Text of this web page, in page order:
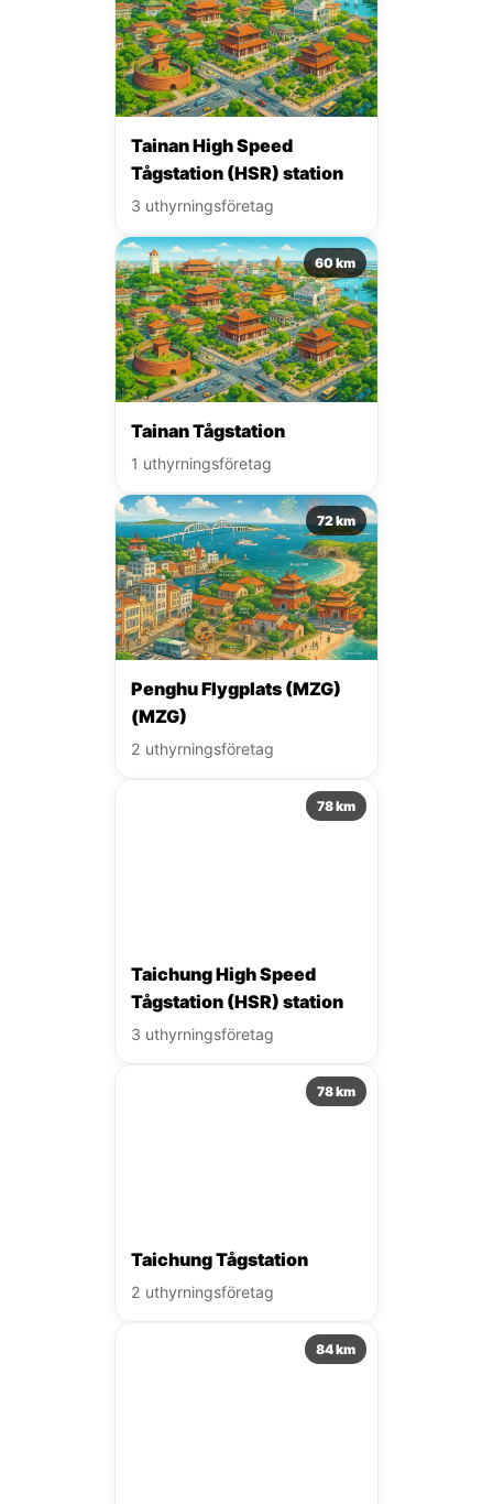
Tainan High Speed
Tågstation (HSR) station
3 uthyrningsföretag
60 km
Tainan Tågstation
1 uthyrningsföretag
72 km
Penghu Flygplats (MZG)
(MZG)
2 uthyrningsföretag
78 km
Taichung High Speed
Tågstation (HSR) station
3 uthyrningsföretag
78 km
Taichung Tågstation
2 uthyrningsföretag
84 km